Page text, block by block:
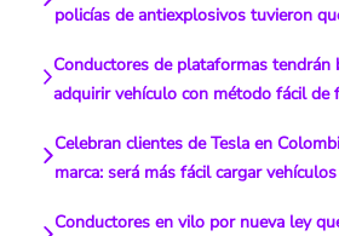
policías de antiexplosivos tuvieron
Conductores de plataformas tendrán
adquirir vehículo con método fácil de
Celebran clientes de Tesla en
marca: será más fácil cargar vehículos
Conductores en vilo por nueva ley